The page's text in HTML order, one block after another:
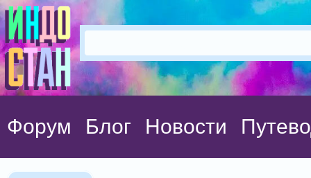
Форум Блог Новости